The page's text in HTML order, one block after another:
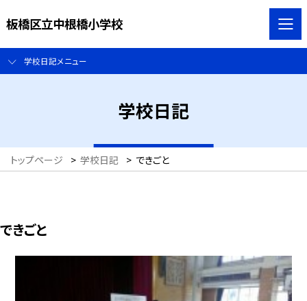
板橋区立中根橋小学校
学校日記メニュー
学校日記
トップページ > 学校日記 > できごと
できごと